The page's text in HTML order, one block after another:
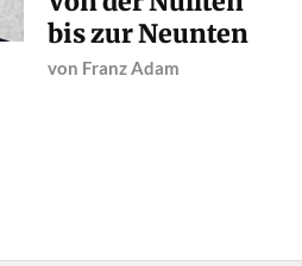
bis zur Neunten
von Franz Adam